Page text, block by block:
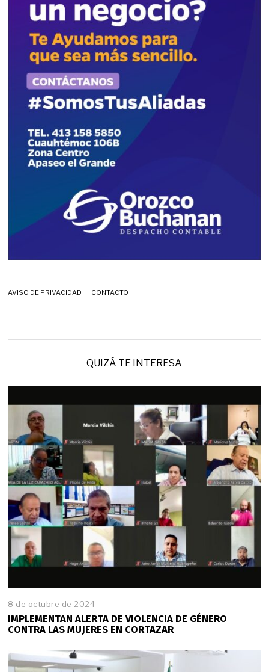
AVISO DE PRIVACIDAD CONTACTO
QUIZÁ TE INTERESA
8 de octubre de 2024
IMPLEMENTAN ALERTA DE VIOLENCIA DE GÉNERO
CONTRA LAS MUJERES EN CORTAZAR